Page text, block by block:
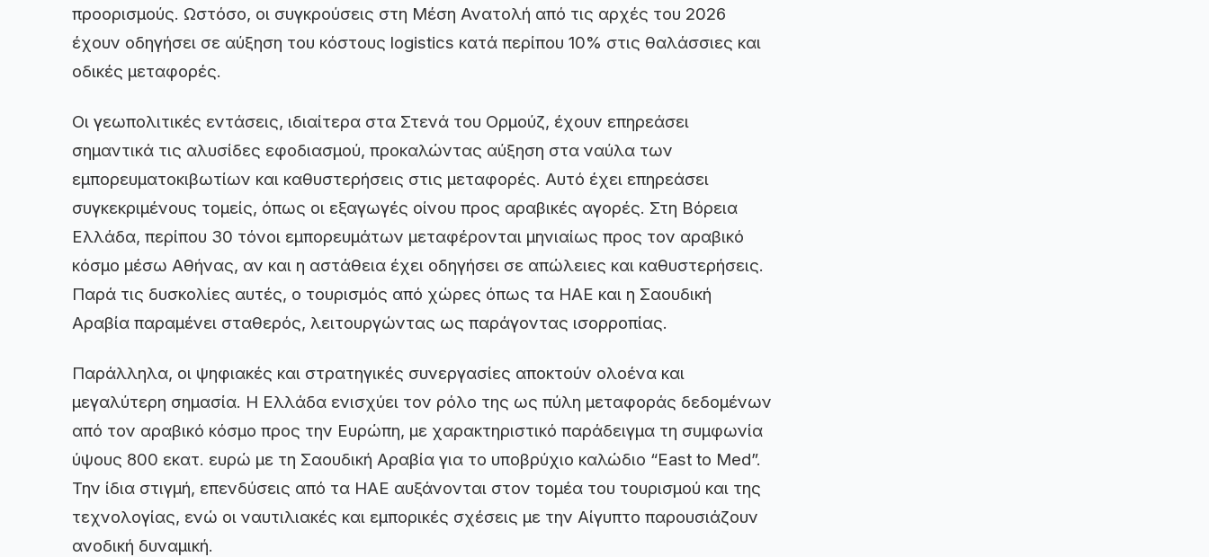
προορισμούς. Ωστόσο, οι συγκρούσεις στη Μέση Ανατολή από τις αρχές του 2026
έχουν οδηγήσει σε αύξηση του κόστους logistics κατά περίπου 10% στις θαλάσσιες και
οδικές μεταφορές.
Οι γεωπολιτικές εντάσεις, ιδιαίτερα στα Στενά του Ορμούζ, έχουν επηρεάσει
σημαντικά τις αλυσίδες εφοδιασμού, προκαλώντας αύξηση στα ναύλα των
εμπορευματοκιβωτίων και καθυστερήσεις στις μεταφορές. Αυτό έχει επηρεάσει
συγκεκριμένους τομείς, όπως οι εξαγωγές οίνου προς αραβικές αγορές. Στη Βόρεια
Ελλάδα, περίπου 30 τόνοι εμπορευμάτων μεταφέρονται μηνιαίως προς τον αραβικό
κόσμο μέσω Αθήνας, αν και η αστάθεια έχει οδηγήσει σε απώλειες και καθυστερήσεις.
Παρά τις δυσκολίες αυτές, ο τουρισμός από χώρες όπως τα ΗΑΕ και η Σαουδική
Αραβία παραμένει σταθερός, λειτουργώντας ως παράγοντας ισορροπίας.
Παράλληλα, οι ψηφιακές και στρατηγικές συνεργασίες αποκτούν ολοένα και
μεγαλύτερη σημασία. Η Ελλάδα ενισχύει τον ρόλο της ως πύλη μεταφοράς δεδομένων
από τον αραβικό κόσμο προς την Ευρώπη, με χαρακτηριστικό παράδειγμα τη συμφωνία
ύψους 800 εκατ. ευρώ με τη Σαουδική Αραβία για το υποβρύχιο καλώδιο “East to Med”.
Την ίδια στιγμή, επενδύσεις από τα ΗΑΕ αυξάνονται στον τομέα του τουρισμού και της
τεχνολογίας, ενώ οι ναυτιλιακές και εμπορικές σχέσεις με την Αίγυπτο παρουσιάζουν
ανοδική δυναμική.